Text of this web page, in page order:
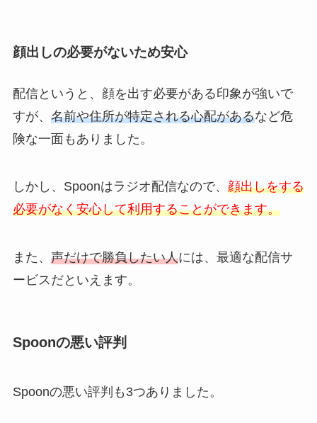
顔出しの必要がないため安心
配信というと、顔を出す必要がある印象が強いで
すが、 名前や住所が特定される心配があるなど危
険な一面もありました。
しかし、Spoonはラジオ配信なので、 顔出しをする
必要がなく安心して利用することができます。
また、 声だけで勝負したい人には、最適な配信サ
ービスだといえます。
Spoonの悪い評判
Spoonの悪い評判も3つありました。